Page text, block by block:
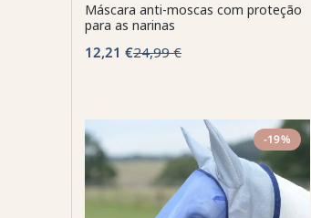
Máscara anti-moscas com proteção
para as narinas
12,21 €24,99 €
-19%